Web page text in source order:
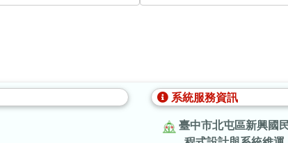
系統服務資訊
臺中市北屯區新興國